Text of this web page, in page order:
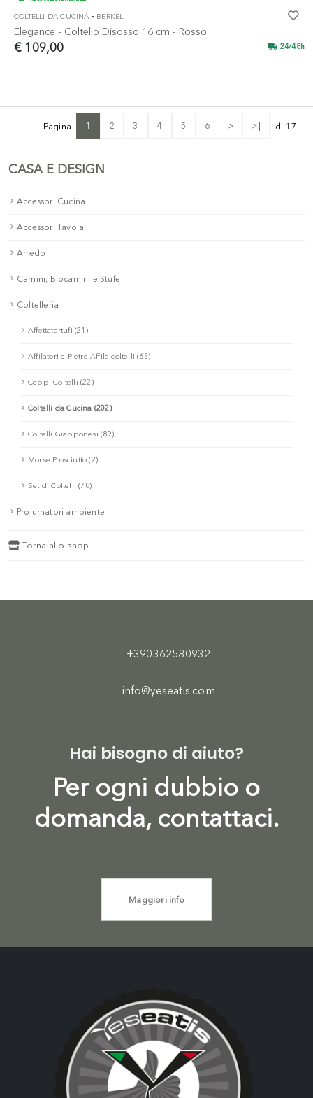
CASA E DESIGN
Accessori Cucina
Accessori Tavola
Arredo
Camini, Biocamini e Stufe
Coltelleria
Affettatartufi (21)
Affilatori e Pietre Affila coltelli (65)
Ceppi Coltelli (22)
Coltelli da Cucina (202)
Coltelli Giapponesi (89)
Morse Prosciutto (2)
Set di Coltelli (78)
Profumatori ambiente
Torna allo shop
COLTELLI DA CUCINA - BERKEL
Elegance - Coltello Disosso 16 cm - Rosso
€ 109,00 24/48h
Pagina 1 2 3 4 5 6 > >| di 17.
+390362580932
info@yeseatis.com
Hai bisogno di aiuto?
Per ogni dubbio o
domanda, contattaci.
Maggiori info